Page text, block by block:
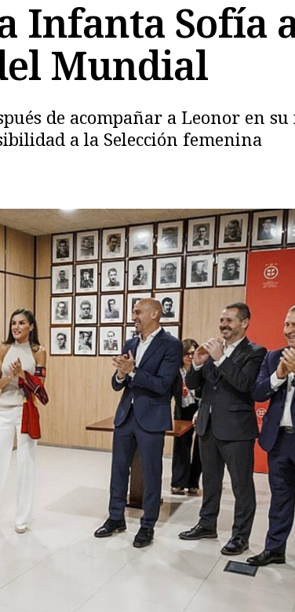
Infanta Sofía
Mundial
de acompañar a Leonor en
a la Selección femenina